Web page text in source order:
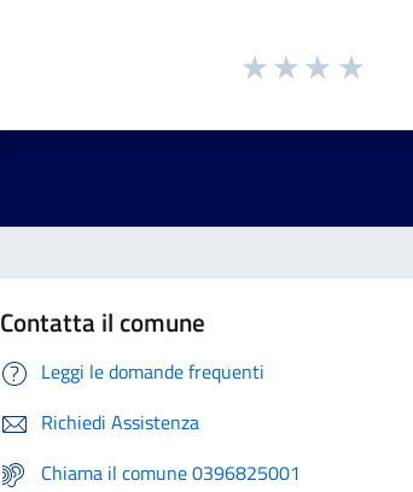
Contatta il comune
Leggi le domande frequenti
Richiedi Assistenza
Chiama il comune 0396825001